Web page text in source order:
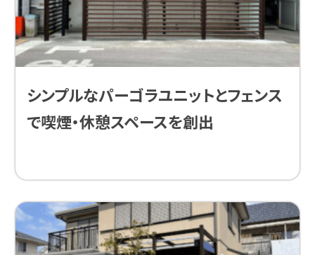
シンプルなパーゴラユニットとフェンス
で喫煙・休憩スペースを創出